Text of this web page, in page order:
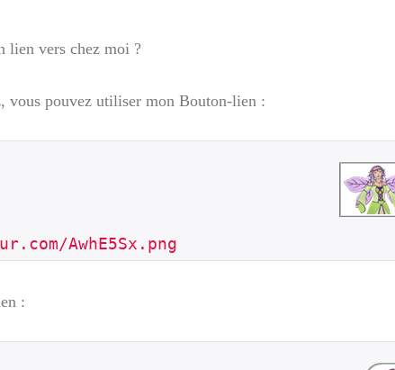
lien vers chez moi ?
vous pouvez utiliser mon Bouton-lien :
AwhE5Sx.png
: